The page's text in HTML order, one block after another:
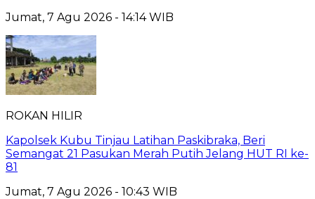
Jumat, 7 Agu 2026 - 14:14 WIB
ROKAN HILIR
Kapolsek Kubu Tinjau Latihan Paskibraka, Beri
Semangat 21 Pasukan Merah Putih Jelang HUT RI ke-
81
Jumat, 7 Agu 2026 - 10:43 WIB